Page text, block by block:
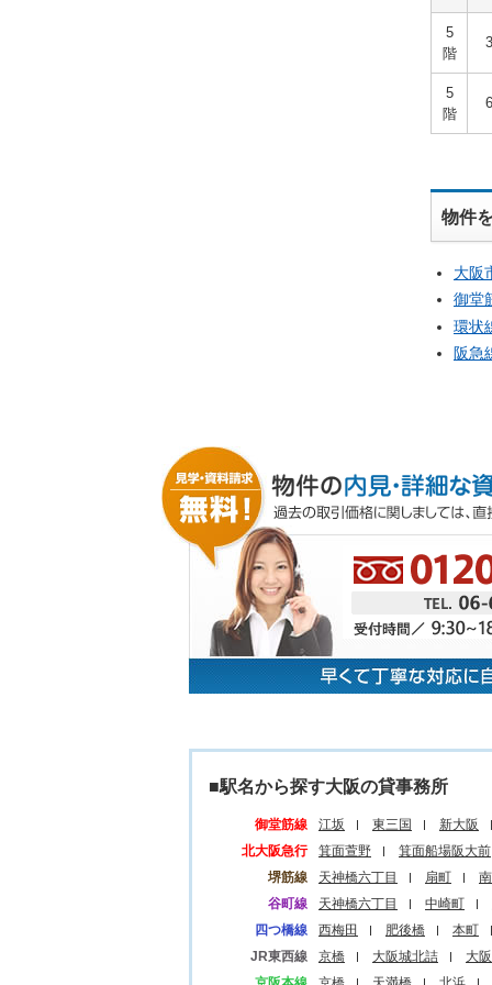
5
階
3
5
階
6
物件
大阪
御堂
環状
阪急
■駅名から探す大阪の貸事務所
御堂筋線 江坂 東三国 新大阪
北大阪急行
箕面萱野 箕面船場阪大前
堺筋線
天神橋六丁目 扇町
谷町線
天神橋六丁目 中崎町
四つ橋線
西梅田 肥後橋 本町
JR東西線
京橋 大阪城北詰 大